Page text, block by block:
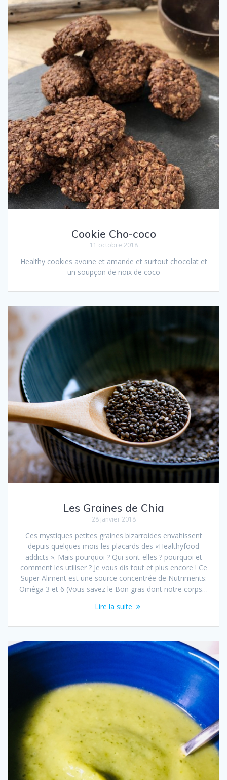
Cookie Cho-coco
11 octobre 2018
Healthy cookies avoine et amande et surtout chocolat et
un soupçon de noix de coco
Les Graines de Chia
28 janvier 2018
Ces mystiques petites graines bizarroides envahissent
depuis quelques mois les placards des «Healthyfood
addicts ». Mais pourquoi ? Qui sont-elles ? pourquoi et
comment les utiliser ? Je vous dis tout et plus encore ! Ce
Super Aliment est une source concentrée de Nutriments:
Oméga 3 et 6 (Vous savez le Bon gras dont notre corps…
Lire la suite